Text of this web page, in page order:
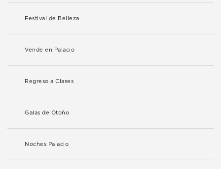
Festival de Belleza
Vende en Palacio
Regreso a Clases
Galas de Otoño
Noches Palacio